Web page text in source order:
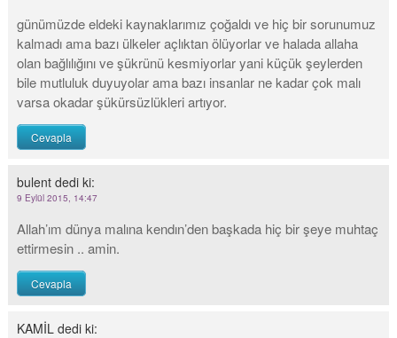
günümüzde eldeki kaynaklarımız çoğaldı ve hiç bir sorunumuz
kalmadı ama bazı ülkeler açlıktan ölüyorlar ve halada allaha
olan bağlılığını ve şükrünü kesmiyorlar yani küçük şeylerden
bile mutluluk duyuyolar ama bazı insanlar ne kadar çok malı
varsa okadar şükürsüzlükleri artıyor.
Cevapla
bulent dedi ki:
9 Eylül 2015, 14:47
Allah’ım dünya malına kendın’den başkada hiç bir şeye muhtaç
ettirmesin .. amin.
Cevapla
KAMİL dedi ki: